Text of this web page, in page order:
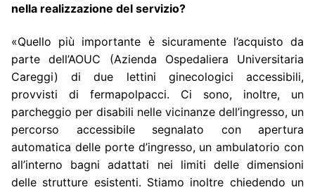
nella realizzazione del servizio?
«Quello più importante è sicuramente l’acquisto da
parte dell’AOUC (Azienda Ospedaliera Universitaria
Careggi) di due lettini ginecologici accessibili,
provvisti di fermapolpacci. Ci sono, inoltre, un
parcheggio per disabili nelle vicinanze dell’ingresso, un
percorso accessibile segnalato con apertura
automatica delle porte d’ingresso, un ambulatorio con
all’interno bagni adattati nei limiti delle dimensioni
delle strutture esistenti. Stiamo inoltre chiedendo un